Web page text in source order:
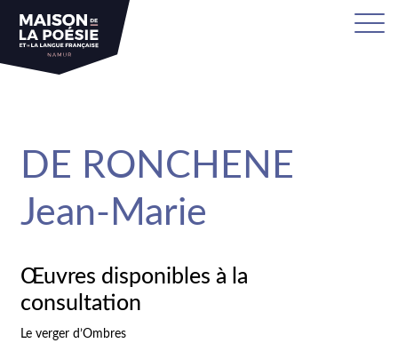
DE RONCHENE
Jean-Marie
Œuvres disponibles à la
consultation
Le verger d’Ombres